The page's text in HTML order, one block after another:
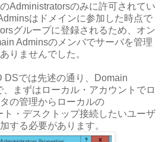
Administratorsのみに許可されてい
はドメインに参加した時点で
グループに登録されるため、オン
Adminsのメンバでサーバを管理
りませんでした。
では先述の通り、Domain
まずはローカル・アカウントでロ
の管理からローカルの
・デスクトップ接続したいユーザ
する必要があります。